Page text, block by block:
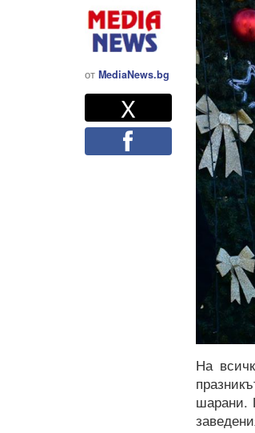
от MediaNews.bg
Споделете
XTwitter
Facebook
На
шарани.